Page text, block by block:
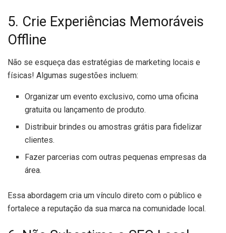
5. Crie Experiências Memoráveis
Offline
Não se esqueça das estratégias de marketing locais e
físicas! Algumas sugestões incluem:
Organizar um evento exclusivo, como uma oficina
gratuita ou lançamento de produto.
Distribuir brindes ou amostras grátis para fidelizar
clientes.
Fazer parcerias com outras pequenas empresas da
área.
Essa abordagem cria um vínculo direto com o público e
fortalece a reputação da sua marca na comunidade local.